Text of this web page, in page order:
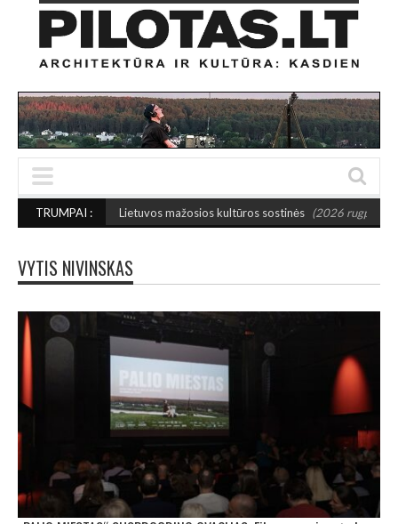
TRUMPAI :
2027-ųjų Lietuvos mažosios kultūros sostinės (2026 rugpjūčio 7)
VYTIS NIVINSKAS